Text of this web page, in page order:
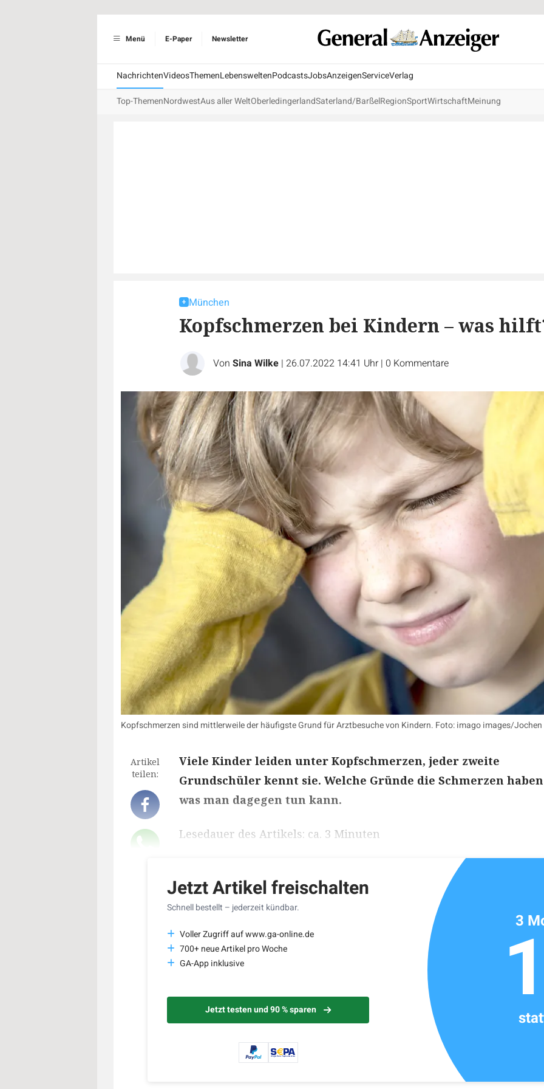
Menü E-Paper Newsletter
NachrichtenVideosThemenLebensweltenPodcastsJobsAnzeigenServiceVerlag
Top-ThemenNordwestAus aller WeltOberledingerlandSaterland/BarßelRegionSportWirtschaftMeinung
München
Kopfschmerzen bei Kindern – was
Von Sina Wilke | 26.07.2022 14:41 Uhr | 0 Kommentare
Kopfschmerzen sind mittlerweile der häufigste Grund für Arztbesuche von Kindern. Foto: imago images/
Artikel
teilen:
Viele Kinder leiden unter Kopfschmerzen, jeder zweite
Grundschüler kennt sie. Welche Gründe die Schmerzen
was man dagegen tun kann.
Lesedauer des Artikels: ca. 3 Minuten
Jetzt Artikel freischalten
Schnell bestellt – jederzeit kündbar.
Voller Zugriff auf www.ga-online.de
700+ neue Artikel pro Woche
GA-App inklusive
Jetzt testen und 90 % sparen
3